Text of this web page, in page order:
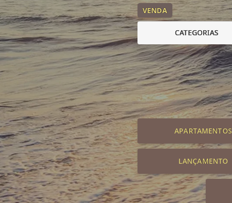
VENDA
CATEGORIAS
APARTAMENTOS
LANÇAMENTO